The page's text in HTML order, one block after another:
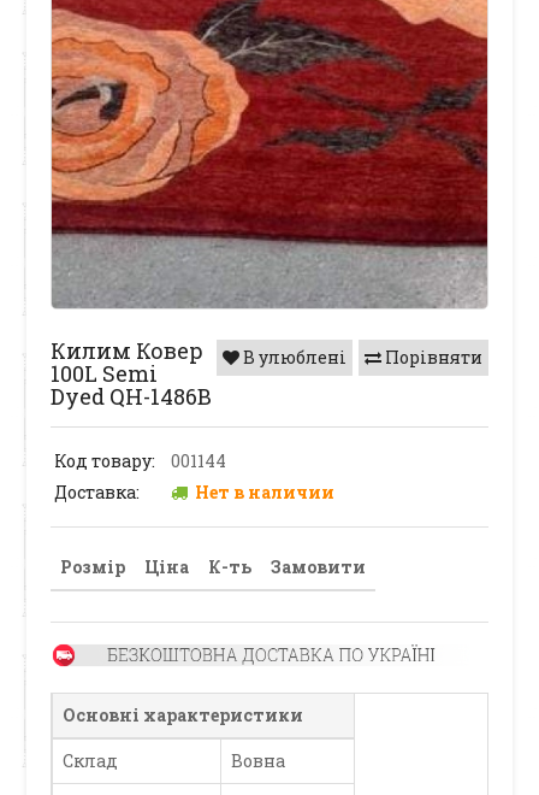
Порівняти
В улюблені
Килим Ковер
100L Semi
Dyed QH-1486B
Код товару:
001144
Доставка:
Нет в наличии
Розмір Ціна К-ть Замовити
Основні характеристики
Склад
Вовна